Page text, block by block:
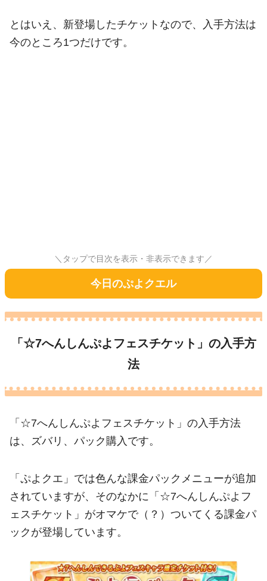
とはいえ、新登場したチケットなので、入手方法は
今のところ1つだけです。
＼タップで目次を表示・非表示できます／
今日のぷよクエル
「☆7へんしんぷよフェスチケット」の入手方
法
「☆7へんしんぷよフェスチケット」の入手方法
は、ズバリ、パック購入です。
「ぷよクエ」では色んな課金パックメニューが追加
されていますが、そのなかに「☆7へんしんぷよフ
ェスチケット」がオマケで（？）ついてくる課金パ
ックが登場しています。